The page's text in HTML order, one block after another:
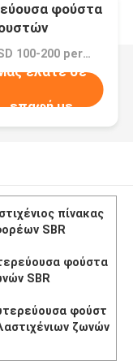
φούστα
Τιμή：USD 100-200 per roll
ελάτε σε
επαφή με
πίνακας
SBR
φούστα
SBR
φούστ
ζωνών